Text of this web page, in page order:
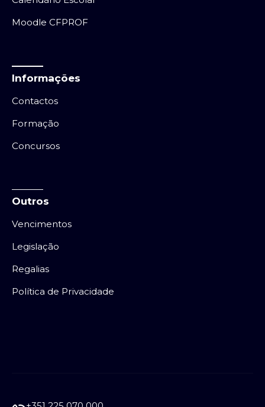
Moodle CFPROF
Informações
Contactos
Formação
Concursos
Outros
Vencimentos
Legislação
Regalias
Política de Privacidade